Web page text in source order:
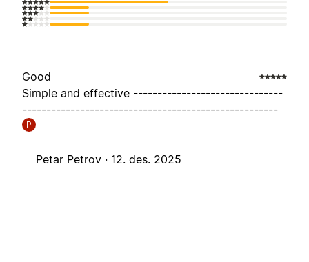
Good
Simple and effective -------------------------------
-----------------------------------------------------
P
Petar Petrov · 12. des. 2025